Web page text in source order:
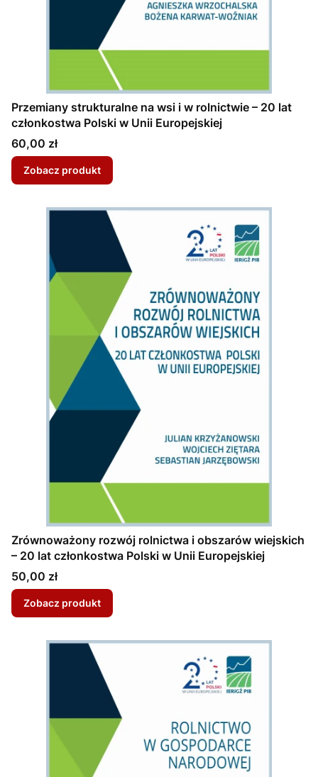
Przemiany strukturalne na wsi i w rolnictwie – 20 lat
członkostwa Polski w Unii Europejskiej
Cena
60,00 zł
Zobacz produkt
Zrównoważony rozwój rolnictwa i obszarów wiejskich
– 20 lat członkostwa Polski w Unii Europejskiej
Cena
50,00 zł
Zobacz produkt